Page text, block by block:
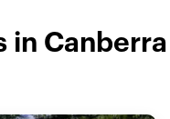
in Canberra